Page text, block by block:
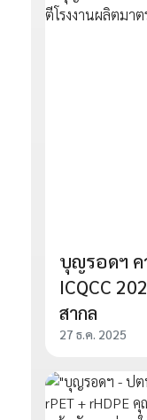
บุญรอดฯ ค
ICQCC
สากล
27 ธ.ค. 2025